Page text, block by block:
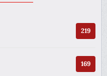
219
169